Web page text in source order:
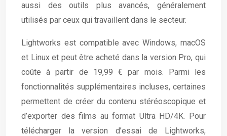
aussi des outils plus avancés, généralement
utilisés par ceux qui travaillent dans le secteur.
Lightworks est compatible avec Windows, macOS
et Linux et peut être acheté dans la version Pro, qui
coûte à partir de 19,99 € par mois. Parmi les
fonctionnalités supplémentaires incluses, certaines
permettent de créer du contenu stéréoscopique et
d’exporter des films au format Ultra HD/4K. Pour
télécharger la version d’essai de Lightworks,